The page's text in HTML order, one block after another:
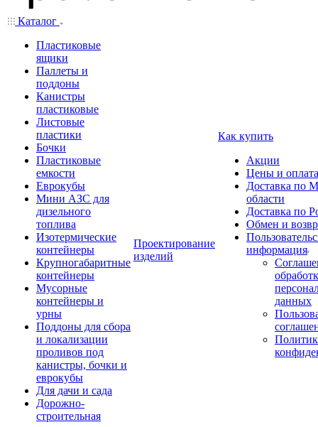
Каталог
Пластиковые
ящики
Паллеты и
поддоны
Канистры
пластиковые
Листовые
пластики
Бочки
Пластиковые
емкости
Еврокубы
Мини АЗС для
дизельного
топлива
Изотермические
контейнеры
Крупногабаритные
контейнеры
Мусорные
контейнеры и
урны
Поддоны для сбора
и локализации
проливов под
канистры, бочки и
еврокубы
Для дачи и сада
Дорожно-
строительная
Проектирование
изделий
Как купить
Акции
Цены и оплата
Доставка по
области
Доставка по
Обмен и
информация
данных